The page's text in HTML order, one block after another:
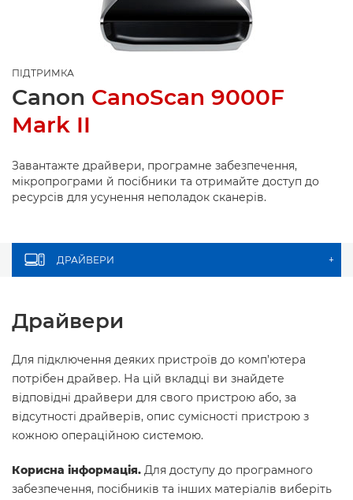
ПІДТРИМКА
Canon CanoScan 9000F
Mark II
Завантажте драйвери, програмне забезпечення,
мікропрограми й посібники та отримайте доступ до
ресурсів для усунення неполадок сканерів.
ДРАЙВЕРИ +
Драйвери
Для підключення деяких пристроїв до комп’ютера
потрібен драйвер. На цій вкладці ви знайдете
відповідні драйвери для свого пристрою або, за
відсутності драйверів, опис сумісності пристрою з
кожною операційною системою.
Корисна інформація. Для доступу до програмного
забезпечення, посібників та інших матеріалів виберіть